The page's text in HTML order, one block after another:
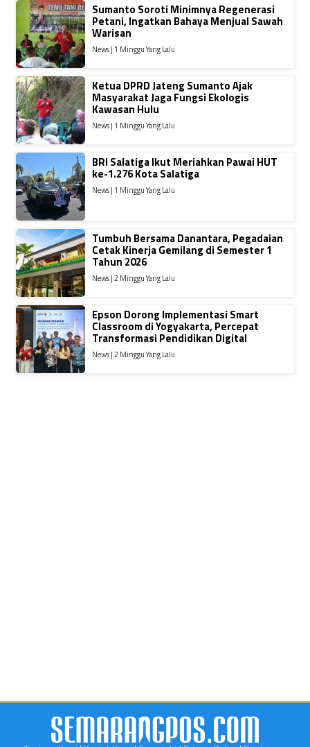
Sumanto Soroti Minimnya Regenerasi
Petani, Ingatkan Bahaya Menjual Sawah
Warisan
News | 1 Minggu Yang Lalu
Ketua DPRD Jateng Sumanto Ajak
Masyarakat Jaga Fungsi Ekologis
Kawasan Hulu
News | 1 Minggu Yang Lalu
BRI Salatiga Ikut Meriahkan Pawai HUT
ke-1.276 Kota Salatiga
News | 1 Minggu Yang Lalu
Tumbuh Bersama Danantara, Pegadaian
Cetak Kinerja Gemilang di Semester 1
Tahun 2026
News | 2 Minggu Yang Lalu
Epson Dorong Implementasi Smart
Classroom di Yogyakarta, Percepat
Transformasi Pendidikan Digital
News | 2 Minggu Yang Lalu